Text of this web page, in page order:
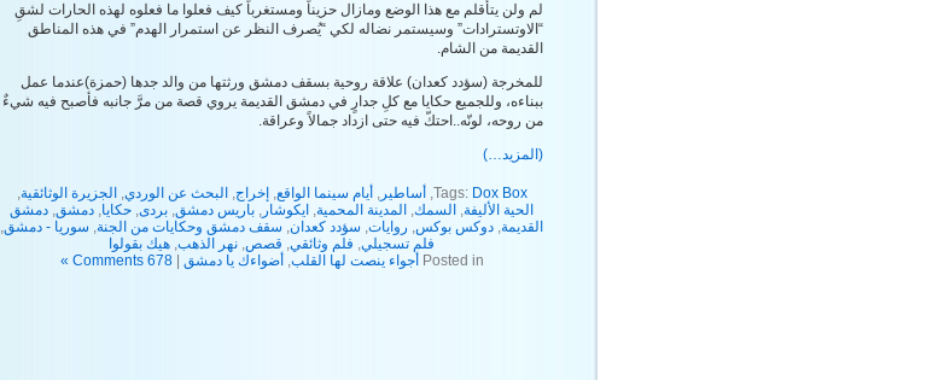
لم ولن يتأقلم مع هذا الوضع ومازال حزيناً ومستغرباً كيف فعلوا ما فعلوه لهذه الحارات لشقِ
“الاوتسترادات” وسيستمر نضاله لكي “يُصرف النظر عن استمرار الهدم” في هذه المناطق
القديمة من الشام.
للمخرجة (سؤدد كعدان) علاقة روحية بسقف دمشق ورثتها من والد جدها (حمزة)عندما عمل
ببناءه، وللجميع حكايا مع كلِ جدارٍ في دمشق القديمة يروي قصة من مرَّ جانبه فأصبح فيه شيءٌ
من روحه، لونّه..احتكّ فيه حتى ازداد جمالاً وعراقة.
(المزيد…)
Tags: Dox Box
, أساطير, أيام سينما الواقع, إخراج, البحث عن الوردي, الجزيرة الوثائقية,
الحية الأليفة, السمك, المدينة المحمية, ايكوشار , باريس دمشق, بردى, حكايا, دمشق, دمشق
القديمة, دوكس بوكس, روايات, سؤدد كعدان, سقف دمشق وحكايات من الجنة, سوريا - دمشق,
فلم تسجيلي, فلم وثائقي, قصص, نهر الذهب, هيك بقولوا
Posted in أجواء ينصت لها القلب, أضواءك يا دمشق |
678 Comments »